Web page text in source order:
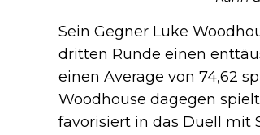
Sein Gegner Luke
dritten Runde einen
einen Average von 74,62
Woodhouse dagegen
favorisiert in das Duell mit